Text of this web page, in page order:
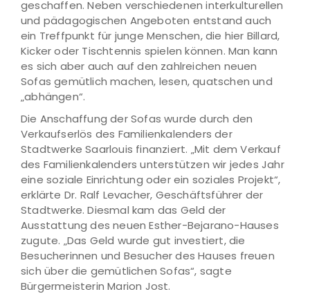
geschaffen. Neben verschiedenen interkulturellen
und pädagogischen Angeboten entstand auch
ein Treffpunkt für junge Menschen, die hier Billard,
Kicker oder Tischtennis spielen können. Man kann
es sich aber auch auf den zahlreichen neuen
Sofas gemütlich machen, lesen, quatschen und
„abhängen“.
Die Anschaffung der Sofas wurde durch den
Verkaufserlös des Familienkalenders der
Stadtwerke Saarlouis finanziert. „Mit dem Verkauf
des Familienkalenders unterstützen wir jedes Jahr
eine soziale Einrichtung oder ein soziales Projekt“,
erklärte Dr. Ralf Levacher, Geschäftsführer der
Stadtwerke. Diesmal kam das Geld der
Ausstattung des neuen Esther-Bejarano-Hauses
zugute. „Das Geld wurde gut investiert, die
Besucherinnen und Besucher des Hauses freuen
sich über die gemütlichen Sofas“, sagte
Bürgermeisterin Marion Jost.